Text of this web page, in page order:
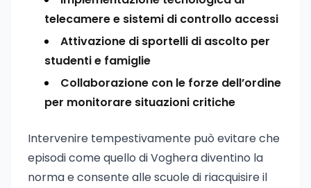
telecamere e sistemi di controllo accessi
Attivazione di sportelli di ascolto per
studenti e famiglie
Collaborazione con le forze dell’ordine
per monitorare situazioni critiche
Intervenire tempestivamente può evitare che
episodi come quello di Voghera diventino la
norma e consente alle scuole di riacquisire il